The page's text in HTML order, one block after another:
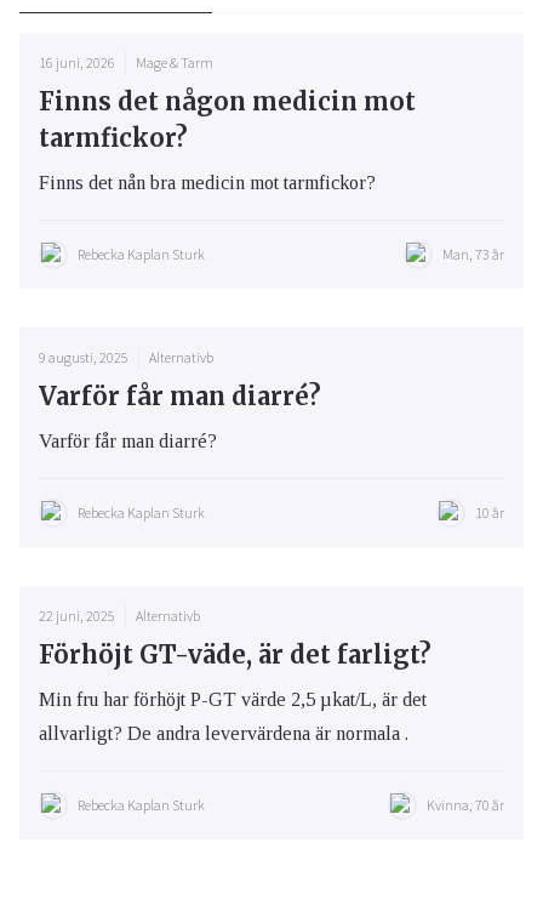
16 juni, 2026 Mage & Tarm
Finns det någon medicin mot
tarmfickor?
Finns det nån bra medicin mot tarmfickor?
Rebecka Kaplan Sturk Man, 73 år
9 augusti, 2025 Alternativb
Varför får man diarré?
Varför får man diarré?
Rebecka Kaplan Sturk 10 år
22 juni, 2025 Alternativb
Förhöjt GT-väde, är det farligt?
Min fru har förhöjt P-GT värde 2,5 µkat/L, är det
allvarligt? De andra levervärdena är normala .
Rebecka Kaplan Sturk Kvinna, 70 år